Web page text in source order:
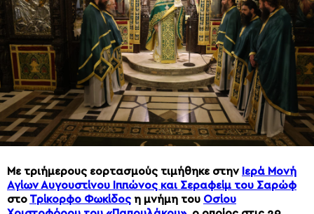
Με τριήμερους εορτασμούς τιμήθηκε στην Ιερά Μονή
Αγίων Αυγουστίνου Ιππώνος και Σεραφείμ του Σαρώφ
στο Τρίκορφο Φωκίδος η μνήμη του Οσίου